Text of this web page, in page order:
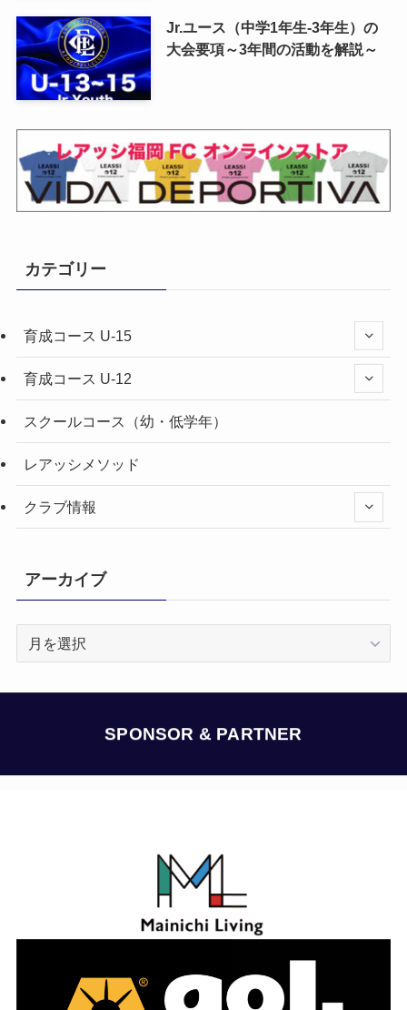
Jr.ユース（中学1年生-3年生）の
大会要項～3年間の活動を解説～
カテゴリー
育成コース U-15
育成コース U-12
スクールコース（幼・低学年）
レアッシメソッド
クラブ情報
アーカイブ
SPONSOR & PARTNER